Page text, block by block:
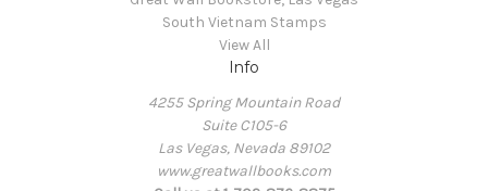
South Vietnam Stamps
View All
Info
4255 Spring Mountain Road
Suite C105-6
Las Vegas, Nevada 89102
www.greatwallbooks.com